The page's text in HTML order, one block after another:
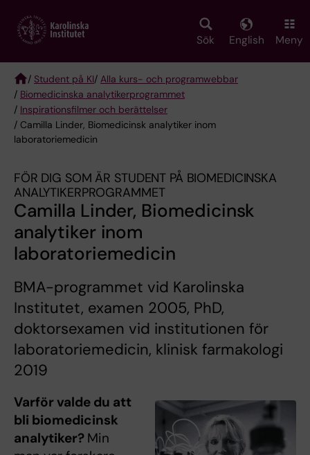
main
Sök English Meny
Breadcrumb
/ Student på KI/ Alla kurs- och programwebbar
/ Biomedicinska analytikerprogrammet
/ Inspirationsfilmer och berättelser
/ Camilla Linder, Biomedicinsk analytiker inom
laboratoriemedicin
FÖR DIG SOM ÄR STUDENT PÅ BIOMEDICINSKA
ANALYTIKERPROGRAMMET
Camilla Linder, Biomedicinsk
analytiker inom
laboratoriemedicin
BMA-programmet vid Karolinska
Institutet, examen 2005, PhD,
doktorsexamen vid institutionen för
laboratoriemedicin, klinisk farmakologi
2019
Varför valde du att
bli biomedicinsk
analytiker? Min